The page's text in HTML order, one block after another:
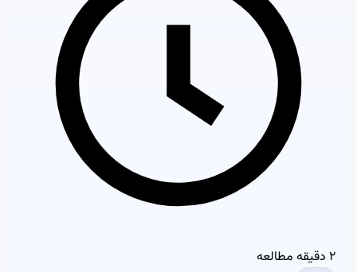
۲ دقیقه مطالعه